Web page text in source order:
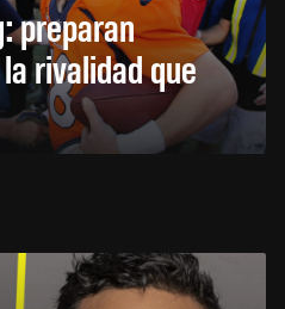
preparan
rivalidad que